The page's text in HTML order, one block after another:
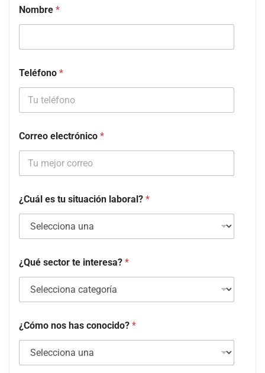
Nombre *
Teléfono *
Correo electrónico *
¿Cuál es tu situación laboral? *
¿Qué sector te interesa? *
¿Cómo nos has conocido? *